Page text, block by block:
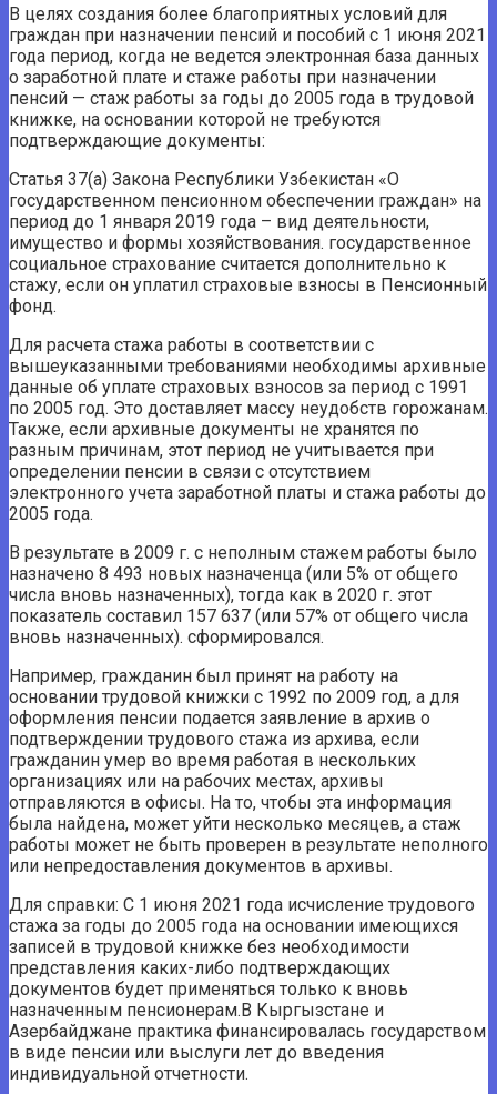
В целях создания более благоприятных условий для
граждан при назначении пенсий и пособий с 1 июня 2021
года период, когда не ведется электронная база данных
о заработной плате и стаже работы при назначении
пенсий — стаж работы за годы до 2005 года в трудовой
книжке, на основании которой не требуются
подтверждающие документы:
Статья 37(а) Закона Республики Узбекистан «О
государственном пенсионном обеспечении граждан» на
период до 1 января 2019 года – вид деятельности,
имущество и формы хозяйствования. государственное
социальное страхование считается дополнительно к
стажу, если он уплатил страховые взносы в Пенсионный
фонд.
Для расчета стажа работы в соответствии с
вышеуказанными требованиями необходимы архивные
данные об уплате страховых взносов за период с 1991
по 2005 год. Это доставляет массу неудобств горожанам.
Также, если архивные документы не хранятся по
разным причинам, этот период не учитывается при
определении пенсии в связи с отсутствием
электронного учета заработной платы и стажа работы до
2005 года.
В результате в 2009 г. с неполным стажем работы было
назначено 8 493 новых назначенца (или 5% от общего
числа вновь назначенных), тогда как в 2020 г. этот
показатель составил 157 637 (или 57% от общего числа
вновь назначенных). сформировался.
Например, гражданин был принят на работу на
основании трудовой книжки с 1992 по 2009 год, а для
оформления пенсии подается заявление в архив о
подтверждении трудового стажа из архива, если
гражданин умер во время работая в нескольких
организациях или на рабочих местах, архивы
отправляются в офисы. На то, чтобы эта информация
была найдена, может уйти несколько месяцев, а стаж
работы может не быть проверен в результате неполного
или непредоставления документов в архивы.
Для справки: С 1 июня 2021 года исчисление трудового
стажа за годы до 2005 года на основании имеющихся
записей в трудовой книжке без необходимости
представления каких-либо подтверждающих
документов будет применяться только к вновь
назначенным пенсионерам.В Кыргызстане и
Азербайджане практика финансировалась государством
в виде пенсии или выслуги лет до введения
индивидуальной отчетности.